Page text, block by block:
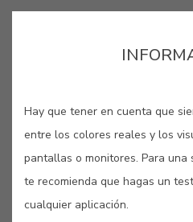
GRIS INVIERNO #9435
Envueltos por los
Invierno siempre
esperanza de la
Hay que tener en cuenta que
entre los colores reales y los
pantallas o monitores. Para una
te recomienda que hagas un
cualquier aplicación.